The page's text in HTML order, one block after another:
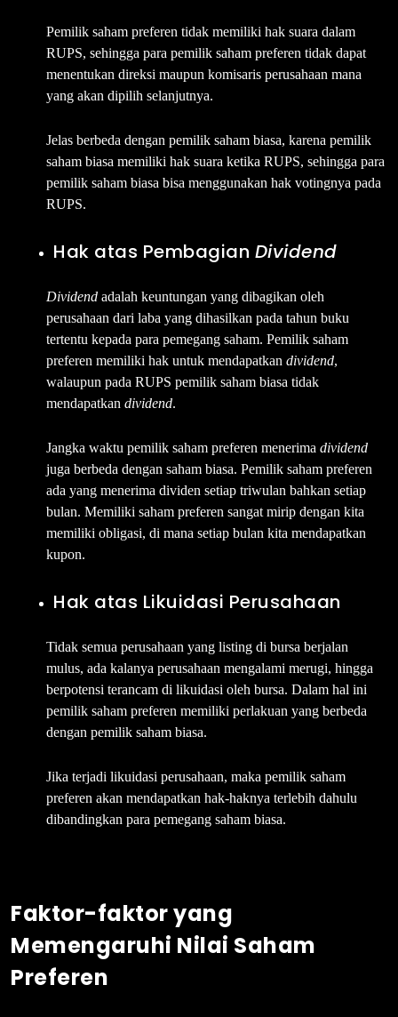
Pemilik saham preferen tidak memiliki hak suara dalam
RUPS, sehingga para pemilik saham preferen tidak dapat
menentukan direksi maupun komisaris perusahaan mana
yang akan dipilih selanjutnya.
Jelas berbeda dengan pemilik saham biasa, karena pemilik
saham biasa memiliki hak suara ketika RUPS, sehingga para
pemilik saham biasa bisa menggunakan hak votingnya pada
RUPS.
Hak atas Pembagian Dividend
Dividend adalah keuntungan yang dibagikan oleh
perusahaan dari laba yang dihasilkan pada tahun buku
tertentu kepada para pemegang saham. Pemilik saham
preferen memiliki hak untuk mendapatkan dividend,
walaupun pada RUPS pemilik saham biasa tidak
mendapatkan dividend.
Jangka waktu pemilik saham preferen menerima dividend
juga berbeda dengan saham biasa. Pemilik saham preferen
ada yang menerima dividen setiap triwulan bahkan setiap
bulan. Memiliki saham preferen sangat mirip dengan kita
memiliki obligasi, di mana setiap bulan kita mendapatkan
kupon.
Hak atas Likuidasi Perusahaan
Tidak semua perusahaan yang listing di bursa berjalan
mulus, ada kalanya perusahaan mengalami merugi, hingga
berpotensi terancam di likuidasi oleh bursa. Dalam hal ini
pemilik saham preferen memiliki perlakuan yang berbeda
dengan pemilik saham biasa.
Jika terjadi likuidasi perusahaan, maka pemilik saham
preferen akan mendapatkan hak-haknya terlebih dahulu
dibandingkan para pemegang saham biasa.
Faktor-faktor yang
Memengaruhi Nilai Saham
Preferen